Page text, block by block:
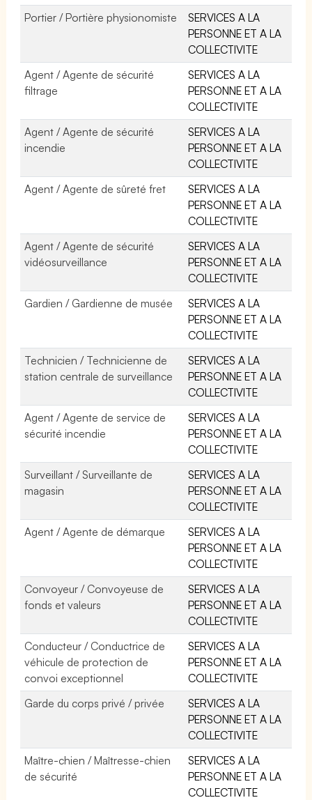
Portier / Portière physionomiste
SERVICES A LA
PERSONNE ET A LA
COLLECTIVITE
Agent / Agente de sécurité
filtrage
SERVICES A LA
PERSONNE ET A LA
COLLECTIVITE
Agent / Agente de sécurité
incendie
SERVICES A LA
PERSONNE ET A LA
COLLECTIVITE
Agent / Agente de sûreté fret
SERVICES A LA
PERSONNE ET A LA
COLLECTIVITE
Agent / Agente de sécurité
vidéosurveillance
SERVICES A LA
PERSONNE ET A LA
COLLECTIVITE
Gardien / Gardienne de musée
SERVICES A LA
PERSONNE ET A LA
COLLECTIVITE
Technicien / Technicienne de
station centrale de surveillance
SERVICES A LA
PERSONNE ET A LA
COLLECTIVITE
Agent / Agente de service de
sécurité incendie
SERVICES A LA
PERSONNE ET A LA
COLLECTIVITE
Surveillant / Surveillante de
magasin
SERVICES A LA
PERSONNE ET A LA
COLLECTIVITE
Agent / Agente de démarque
SERVICES A LA
PERSONNE ET A LA
COLLECTIVITE
Convoyeur / Convoyeuse de
fonds et valeurs
SERVICES A LA
PERSONNE ET A LA
COLLECTIVITE
Conducteur / Conductrice de
véhicule de protection de
convoi exceptionnel
SERVICES A LA
PERSONNE ET A LA
COLLECTIVITE
Garde du corps privé / privée
SERVICES A LA
PERSONNE ET A LA
COLLECTIVITE
Maître-chien / Maîtresse-chien
de sécurité
SERVICES A LA
PERSONNE ET A LA
COLLECTIVITE